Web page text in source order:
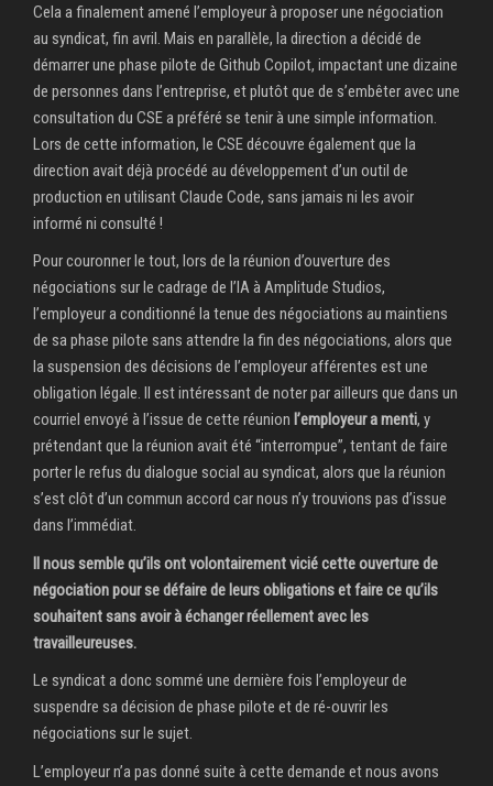
Cela a finalement amené l’employeur à proposer une négociation
au syndicat, fin avril. Mais en parallèle, la direction a décidé de
démarrer une phase pilote de Github Copilot, impactant une dizaine
de personnes dans l’entreprise, et plutôt que de s’embêter avec une
consultation du CSE a préféré se tenir à une simple information.
Lors de cette information, le CSE découvre également que la
direction avait déjà procédé au développement d’un outil de
production en utilisant Claude Code, sans jamais ni les avoir
informé ni consulté !
Pour couronner le tout, lors de la réunion d’ouverture des
négociations sur le cadrage de l’IA à Amplitude Studios,
l’employeur a conditionné la tenue des négociations au maintiens
de sa phase pilote sans attendre la fin des négociations, alors que
la suspension des décisions de l’employeur afférentes est une
obligation légale. Il est intéressant de noter par ailleurs que dans un
courriel envoyé à l’issue de cette réunion l’employeur a menti, y
prétendant que la réunion avait été “interrompue”, tentant de faire
porter le refus du dialogue social au syndicat, alors que la réunion
s’est clôt d’un commun accord car nous n’y trouvions pas d’issue
dans l’immédiat.
Il nous semble qu’ils ont volontairement vicié cette ouverture de
négociation pour se défaire de leurs obligations et faire ce qu’ils
souhaitent sans avoir à échanger réellement avec les
travailleureuses.
Le syndicat a donc sommé une dernière fois l’employeur de
suspendre sa décision de phase pilote et de ré-ouvrir les
négociations sur le sujet.
L’employeur n’a pas donné suite à cette demande et nous avons